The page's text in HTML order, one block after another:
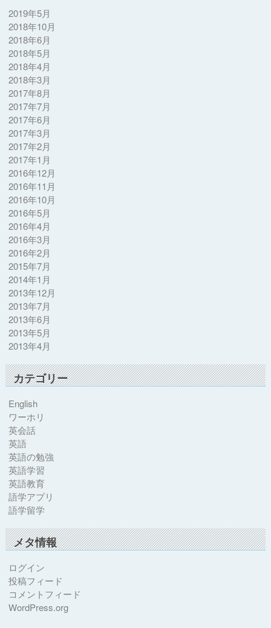
2019年5月
2018年10月
2018年6月
2018年5月
2018年4月
2018年3月
2017年8月
2017年7月
2017年6月
2017年3月
2017年2月
2017年1月
2016年12月
2016年11月
2016年10月
2016年5月
2016年4月
2016年3月
2016年2月
2015年7月
2014年1月
2013年12月
2013年7月
2013年6月
2013年5月
2013年4月
カテゴリー
English
ワーホリ
英会話
英語
英語の勉強
英語学習
英語教育
語学アプリ
語学留学
メタ情報
ログイン
投稿フィード
コメントフィード
WordPress.org